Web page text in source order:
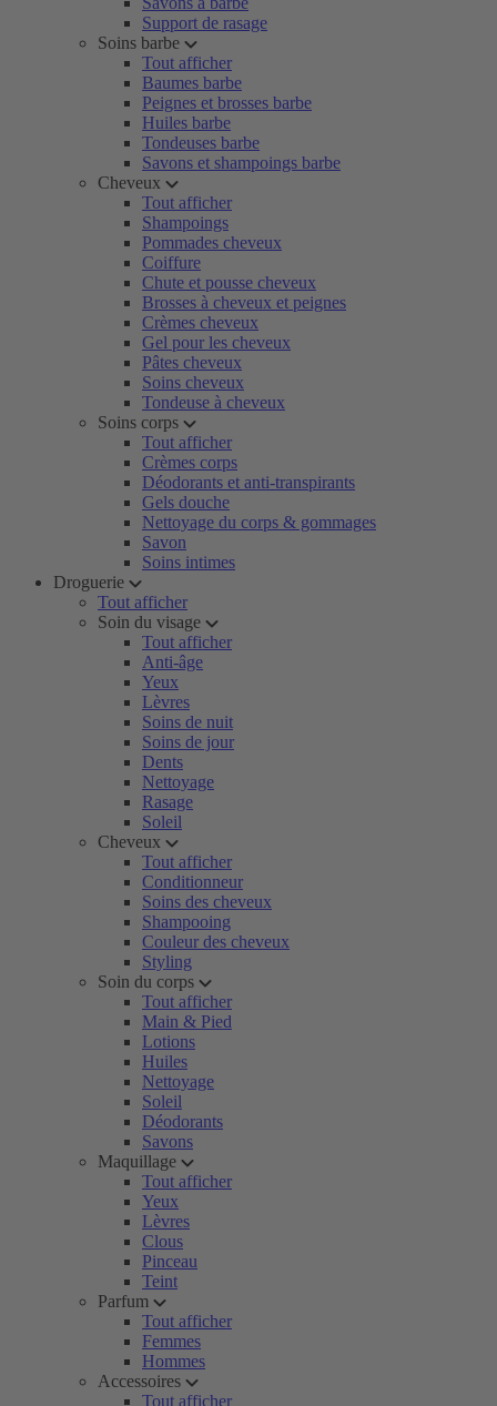
Support de rasage
Soins barbe
Tout afficher
Baumes barbe
Peignes et brosses barbe
Huiles barbe
Tondeuses barbe
Savons et shampoings barbe
Cheveux
Tout afficher
Shampoings
Pommades cheveux
Coiffure
Chute et pousse cheveux
Brosses à cheveux et peignes
Crèmes cheveux
Gel pour les cheveux
Pâtes cheveux
Soins cheveux
Tondeuse à cheveux
Soins corps
Tout afficher
Crèmes corps
Déodorants et anti-transpirants
Gels douche
Nettoyage du corps & gommages
Savon
Soins intimes
Droguerie
Tout afficher
Soin du visage
Tout afficher
Anti-âge
Yeux
Lèvres
Soins de nuit
Soins de jour
Dents
Nettoyage
Rasage
Soleil
Cheveux
Tout afficher
Conditionneur
Soins des cheveux
Shampooing
Couleur des cheveux
Styling
Soin du corps
Tout afficher
Main & Pied
Lotions
Huiles
Nettoyage
Soleil
Déodorants
Savons
Maquillage
Tout afficher
Yeux
Lèvres
Clous
Pinceau
Teint
Parfum
Tout afficher
Femmes
Hommes
Accessoires
Tout afficher